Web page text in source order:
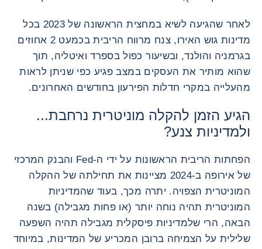
לאחר שהגיעה לשיא במחצית הראשונה של 2023 בכל
מדינות גוש האירו, צנח מרווח הריבית בכמעט 2 אחוזים
בגרמניה והולנד, ובשיעור כפול בספרד ואיטליה, תוך
שהוא מותיר את העסקים במצב פגיע כפי שניתן לראות
מהעלייה במקרי חדלות הפירעון בחודשים האחרונים.
הגיע הזמן להקלה מוניטרית נרחבת...
ולמדיניות צנע?
הפחתות הריבית הראשונות על ידי ה-Fed והבנק המרכזי
של אירופה ב-2024 מציינות את תחילתה של ההקלה
המוניטרית הצפויה. יתרה מכך, בעוד שהמדיניות
המוניטרית תהיה נוחה יותר (או פחות מגבילה) בשנה
הבאה, הרי שלמדיניות פיסקלית מגבילה תהיה השפעה
שלילית על הצמיחה ברובן המכריע של המדינות, במיוחד